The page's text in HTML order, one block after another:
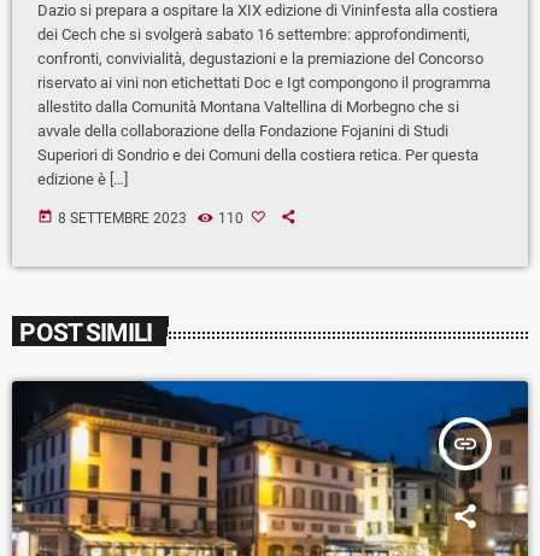
Dazio si prepara a ospitare la XIX edizione di Vininfesta alla costiera
dei Cech che si svolgerà sabato 16 settembre: approfondimenti,
confronti, convivialità, degustazioni e la premiazione del Concorso
riservato ai vini non etichettati Doc e Igt compongono il programma
allestito dalla Comunità Montana Valtellina di Morbegno che si
avvale della collaborazione della Fondazione Fojanini di Studi
Superiori di Sondrio e dei Comuni della costiera retica. Per questa
edizione è […]
today 8 SETTEMBRE 2023 110
POST SIMILI
insert_link